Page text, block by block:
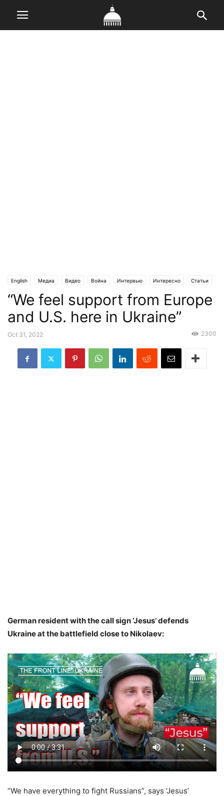
English Медиа Видео Война Интервью Интересно Статьи
Эксклюзив
“We feel support from Europe
and U.S. here in Ukraine”
Oct 31, 2022 2300
German resident with the call sign ‘Jesus’ defends
Ukraine at the battlefield close to Nikolaev:
“We have everything to fight Russians”, says ‘Jesus’